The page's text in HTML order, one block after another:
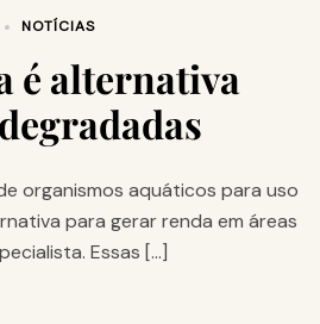
NOTÍCIAS
é alternativa
organismos aquáticos para uso
para gerar renda em áreas
Essas […]